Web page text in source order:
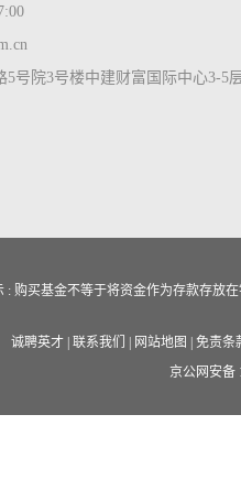
号院3号楼中建财富国际中心3-5
: 购买基金不等于将资金作为存款存放
诚聘英才 联系我们 网站地图
免责条
京公网安备